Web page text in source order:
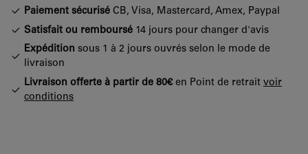
Paiement sécurisé CB, Visa, Mastercard, Amex, Paypal
Satisfait ou remboursé 14 jours pour changer d'avis
Expédition sous 1 à 2 jours ouvrés selon le mode de
livraison
Livraison offerte à partir de 80€en Point de retrait voir
conditions